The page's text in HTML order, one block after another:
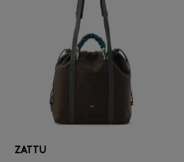
ZATTU